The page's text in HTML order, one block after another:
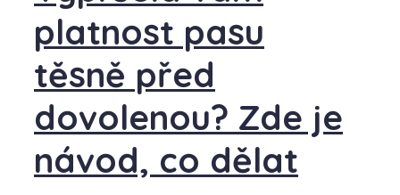
platnost pasu
těsně před
dovolenou? Zde je
návod, co dělat